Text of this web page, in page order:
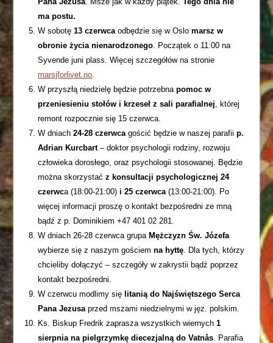
ma postu.
W sobotę13 czerwcaodbędzie się w Oslomarsz w
obronie życia nienarodzonego. Początek o 11:00 na
Syvende juni plass. Więcej szczegółów na stronie
marsjforlivet.no.
W przyszłą niedzielę będzie potrzebnapomoc w
przeniesieniu stołów i krzeseł z sali parafialnej, której
remont rozpocznie się 15 czerwca.
W dniach24-28 czerwcagościć będzie w naszej parafii p.
Adrian Kurcbart– doktor psychologii rodziny, rozwoju
człowieka dorosłego, oraz psychologii stosowanej. Będzie
można skorzystać z konsultacji psychologicznej 24
czerwca (18:00-21:00)i 25 czerwca(13:00-21:00). Po
więcej informacji proszę o kontakt bezpośredni ze mną
bądź z p. Dominikiem +47 401 02 281.
W dniach 26-28 czerwca grupa Mężczyzn Św. Józefa
wybierze się z naszym gościemna hyttę. Dla tych, którzy
chcieliby dołączyć – szczegóły w zakrystii bądź poprzez
kontakt bezpośredni.
W czerwcu modlimy się litanią do Najświętszego Serca
Pana Jezusaprzed mszami niedzielnymi w jęz. polskim.
Ks. Biskup Fredrik zaprasza wszystkich wiernych1
sierpnia na pielgrzymkę diecezjalną do Vatnås. Parafia